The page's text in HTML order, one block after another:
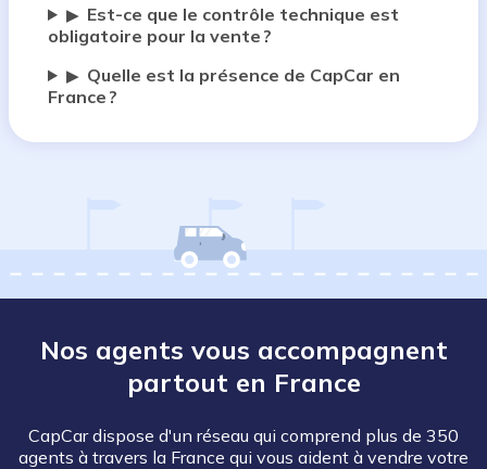
▶ Est-ce que le contrôle technique est
obligatoire pour la vente ?
▶ Quelle est la présence de CapCar en
France ?
Nos agents vous accompagnent
partout en France
CapCar dispose d'un réseau qui comprend plus de 350
agents à travers la France qui vous aident à vendre votre